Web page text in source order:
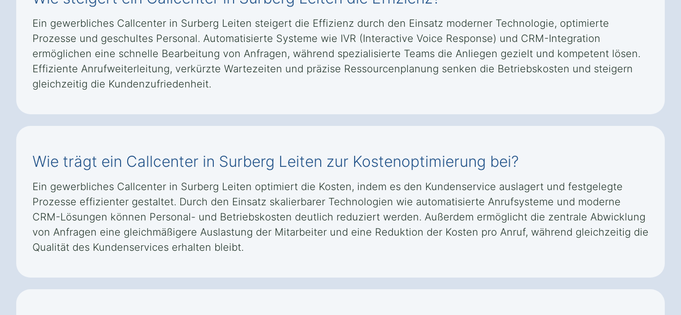
Ein gewerbliches Callcenter in Surberg Leiten steigert die Effizienz durch den Einsatz moderner Technologie, optimierte
Prozesse und geschultes Personal. Automatisierte Systeme wie IVR (Interactive Voice Response) und CRM-Integration
ermöglichen eine schnelle Bearbeitung von Anfragen, während spezialisierte Teams die Anliegen gezielt und kompetent lösen.
Effiziente Anrufweiterleitung, verkürzte Wartezeiten und präzise Ressourcenplanung senken die Betriebskosten und steigern
gleichzeitig die Kundenzufriedenheit.
Wie trägt ein Callcenter in Surberg Leiten zur Kostenoptimierung bei?
Ein gewerbliches Callcenter in Surberg Leiten optimiert die Kosten, indem es den Kundenservice auslagert und festgelegte
Prozesse effizienter gestaltet. Durch den Einsatz skalierbarer Technologien wie automatisierte Anrufsysteme und moderne
CRM-Lösungen können Personal- und Betriebskosten deutlich reduziert werden. Außerdem ermöglicht die zentrale Abwicklung
von Anfragen eine gleichmäßigere Auslastung der Mitarbeiter und eine Reduktion der Kosten pro Anruf, während gleichzeitig die
Qualität des Kundenservices erhalten bleibt.